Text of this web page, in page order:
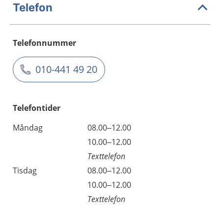
Telefon
Telefonnummer
010-441 49 20
Telefontider
Måndag
08.00–12.00
10.00–12.00
Texttelefon
Tisdag
08.00–12.00
10.00–12.00
Texttelefon